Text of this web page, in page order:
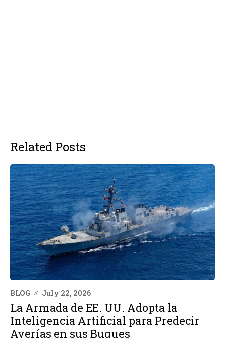
Related Posts
BLOG July 22, 2026
La Armada de EE. UU. Adopta la
Inteligencia Artificial para Predecir
Averías en sus Buques